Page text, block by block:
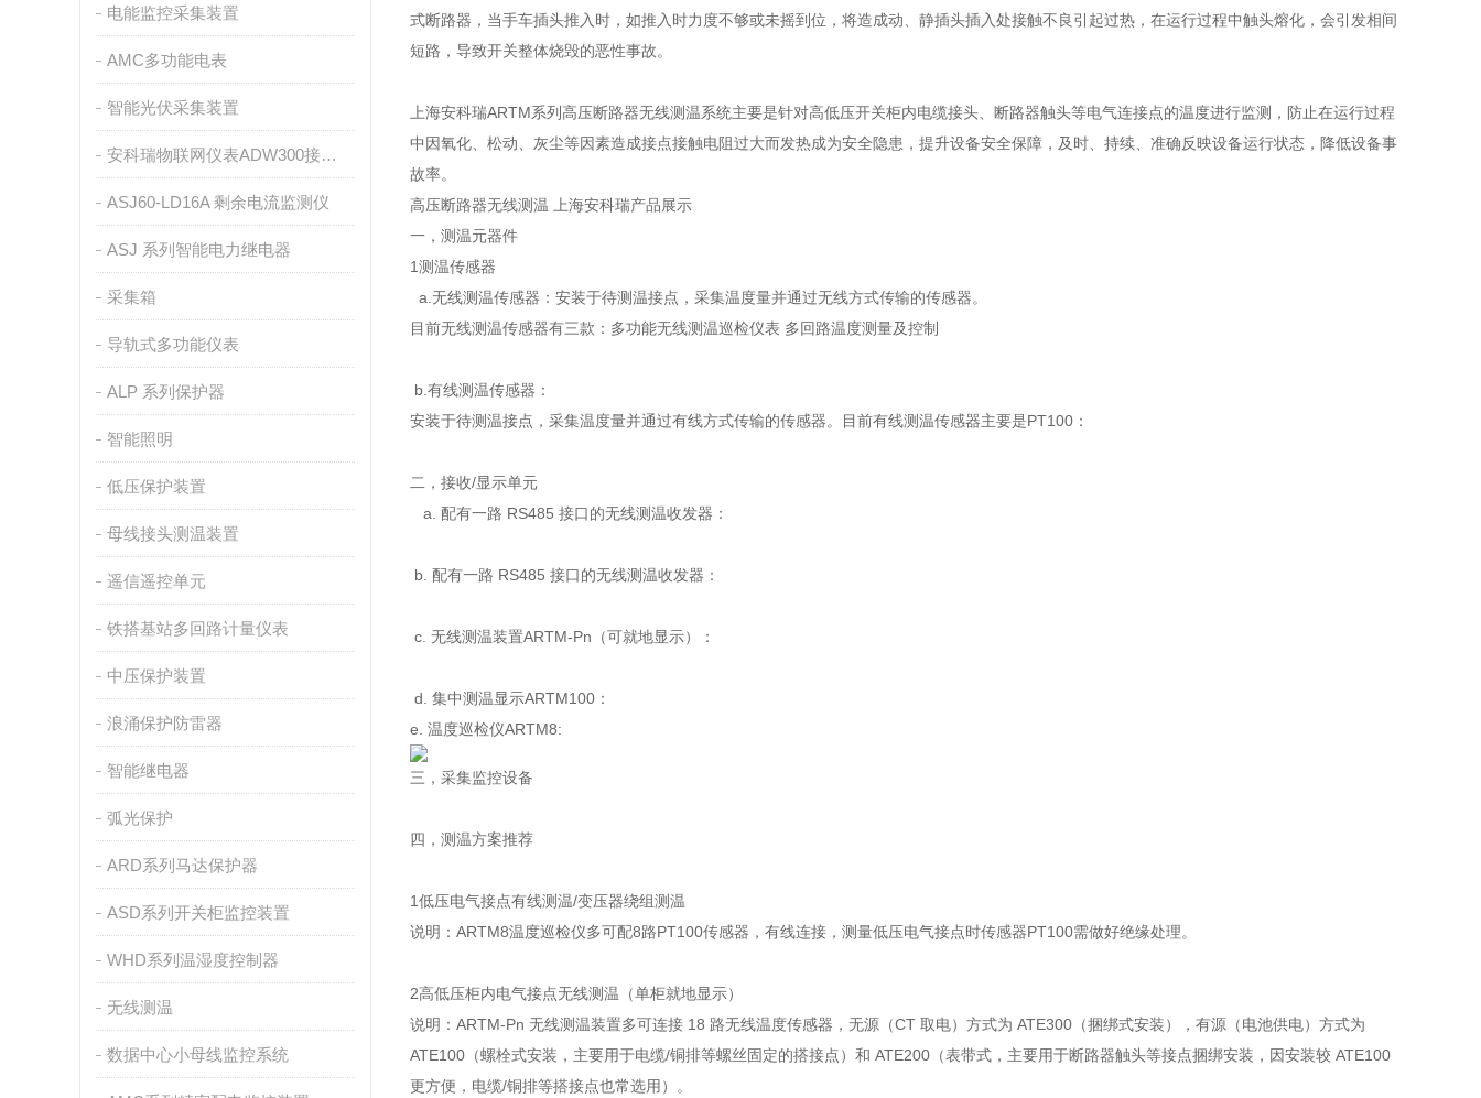
电能监控采集装置
AMC多功能电表
智能光伏采集装置
安科瑞物联网仪表ADW300接入ONENET平台介绍
ASJ60-LD16A 剩余电流监测仪
ASJ 系列智能电力继电器
采集箱
导轨式多功能仪表
ALP 系列保护器
智能照明
低压保护装置
母线接头测温装置
遥信遥控单元
铁搭基站多回路计量仪表
中压保护装置
浪涌保护防雷器
智能继电器
弧光保护
ARD系列马达保护器
ASD系列开关柜监控装置
WHD系列温湿度控制器
无线测温
数据中心小母线监控系统
式断路器，当手车插头推入时，如推入时力度不够或未摇到位，将造成动、静插头插入处接触不良引起过热，在运行过程中触头熔化，会引发相间
短路，导致开关整体烧毁的恶性事故。
上海安科瑞ARTM系列高压断路器无线测温系统主要是针对高低压开关柜内电缆接头、断路器触头等电气连接点的温度进行监测，防止在运行过程
中因氧化、松动、灰尘等因素造成接点接触电阻过大而发热成为安全隐患，提升设备安全保障，及时、持续、准确反映设备运行状态，降低设备事
故率。
高压断路器无线测温 上海安科瑞产品展示
一，测温元器件
1测温传感器
a.无线测温传感器：安装于待测温接点，采集温度量并通过无线方式传输的传感器。
目前无线测温传感器有三款：多功能无线测温巡检仪表 多回路温度测量及控制
b.有线测温传感器：
安装于待测温接点，采集温度量并通过有线方式传输的传感器。目前有线测温传感器主要是PT100：
二，接收/显示单元
a. 配有一路 RS485 接口的无线测温收发器：
b. 配有一路 RS485 接口的无线测温收发器：
c. 无线测温装置ARTM-Pn（可就地显示）：
d. 集中测温显示ARTM100：
e. 温度巡检仪ARTM8:
三，采集监控设备
四，测温方案推荐
1低压电气接点有线测温/变压器绕组测温
说明：ARTM8温度巡检仪多可配8路PT100传感器，有线连接，测量低压电气接点时传感器PT100需做好绝缘处理。
2高低压柜内电气接点无线测温（单柜就地显示）
说明：ARTM-Pn 无线测温装置多可连接 18 路无线温度传感器，无源（CT 取电）方式为 ATE300（捆绑式安装），有源（电池供电）方式为
ATE100（螺栓式安装，主要用于电缆/铜排等螺丝固定的搭接点）和 ATE200（表带式，主要用于断路器触头等接点捆绑安装，因安装较 ATE100
更方便，电缆/铜排等搭接点也常选用）。